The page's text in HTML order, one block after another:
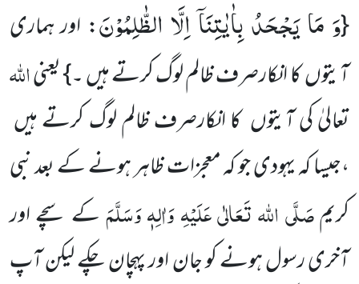
{وَ مَا یَجْحَدُ بِاٰیٰتِنَاۤ اِلَّا الظّٰلِمُوْنَ: اور ہماری
آیتوں کا انکارصرف ظالم لوگ کرتے ہیں ۔} یعنیاللہ
تعالیٰ کی آیتوں کا انکارصرف ظالم لوگ کرتے ہیں
،جیسا کہ یہودی جو کہ معجزات ظاہر ہونے کے بعد نبی
کریمصَلَّی اللہ تَعَالٰی عَلَیْہِ وَاٰلِہٖ وَسَلَّمَکے سچے اور
آخری رسول ہونے کو جان اور پہچان چکے لیکن آپ